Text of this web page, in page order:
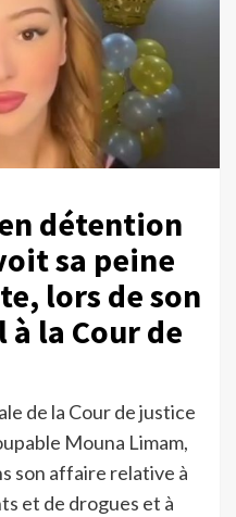
détention
sa peine
lors de son
à la Cour de
de la Cour de justice
Mouna Limam,
son affaire relative à
et de drogues et à